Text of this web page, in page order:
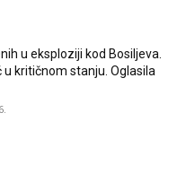
u eksploziji kod Bosiljeva.
kritičnom stanju. Oglasila